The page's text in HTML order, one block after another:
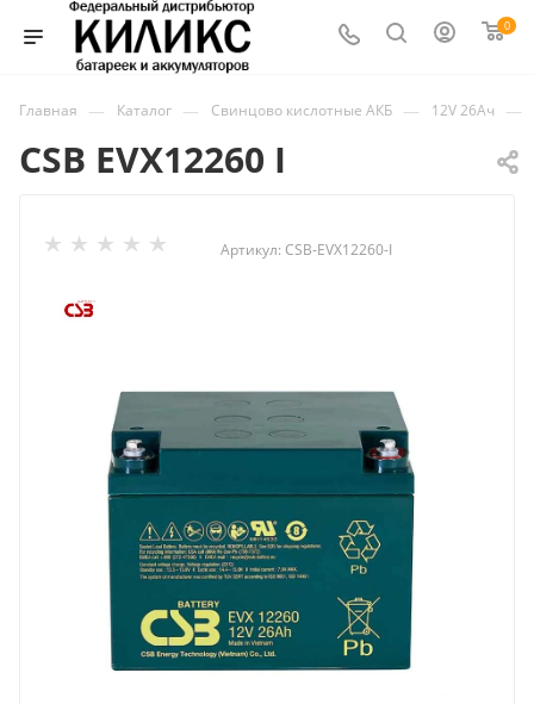
0
Главная — Каталог — Свинцово кислотные АКБ — 12V 26Ач —
CSB EVX12260 I
Артикул: CSB-EVX12260-I